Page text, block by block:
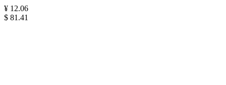
¥ 12.06
$ 81.41